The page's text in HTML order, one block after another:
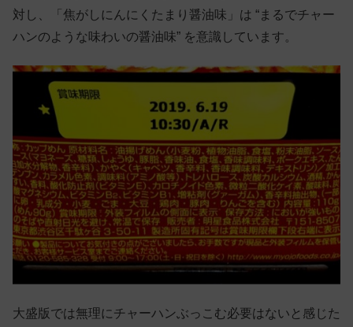
対し、「焦がしにんにくたまり醤油味」は “まるでチャー
ハンのような味わいの醤油味” を意識しています。
大盛版では無理にチャーハンぶっこむ必要はないと感じた